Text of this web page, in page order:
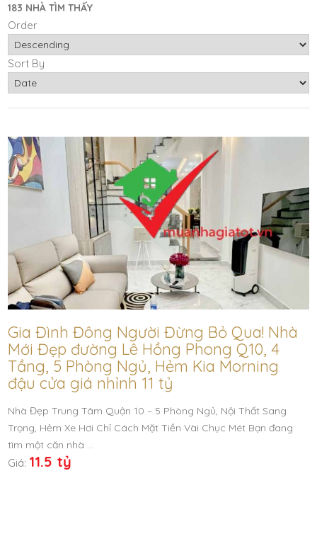
Order
Sort By
183 NHÀ TÌM THẤY
Gia Đình Đông Người Đừng Bỏ Qua! Nhà
Mới Đẹp đường Lê Hồng Phong Q10, 4
Tầng, 5 Phòng Ngủ, Hẻm Kia Morning
đậu cửa giá nhỉnh 11 tỷ
Nhà Đẹp Trung Tâm Quận 10 – 5 Phòng Ngủ, Nội Thất Sang
Trọng, Hẻm Xe Hơi Chỉ Cách Mặt Tiền Vài Chục Mét Bạn đang
tìm một căn nhà …
Giá: 11.5 tỷ